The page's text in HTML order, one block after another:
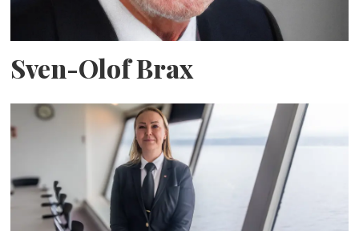
Sven-Olof Brax